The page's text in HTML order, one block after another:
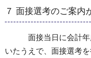
７ 面接選考のご案内
面接当日に会計年度
いたうえで、面接選考を